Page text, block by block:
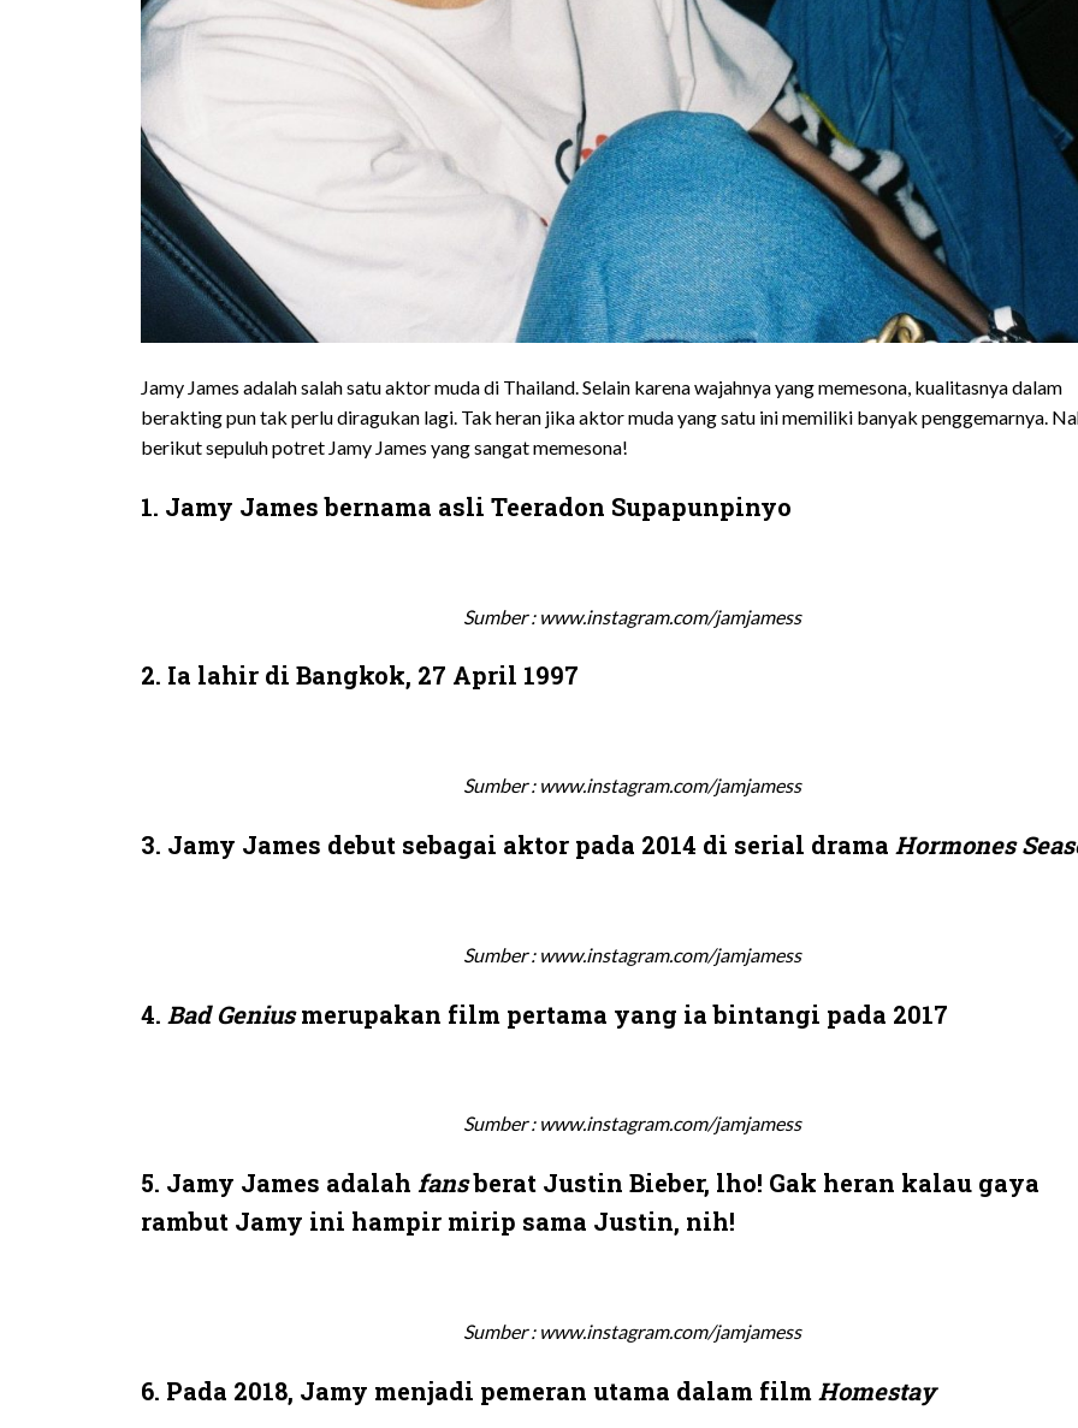
Jamy James adalah salah satu aktor muda di Thailand. Selain karena wajahnya yang memesona, kualitasnya dalam
berakting pun tak perlu diragukan lagi. Tak heran jika aktor muda yang satu ini memiliki banyak penggemarnya.
berikut sepuluh potret Jamy James yang sangat memesona!
1. Jamy James bernama asli Teeradon Supapunpinyo
Sumber : www.instagram.com/jamjamess
2. Ia lahir di Bangkok, 27 April 1997
Sumber : www.instagram.com/jamjamess
3. Jamy James debut sebagai aktor pada 2014 di serial drama Hormones
Sumber : www.instagram.com/jamjamess
4. Bad Geniusmerupakan film pertama yang ia bintangi pada 2017
Sumber : www.instagram.com/jamjamess
5. Jamy James adalah fansberat Justin Bieber, lho! Gak heran kalau gaya
rambut Jamy ini hampir mirip sama Justin, nih!
Sumber : www.instagram.com/jamjamess
6. Pada 2018, Jamy menjadi pemeran utama dalam film Homestay